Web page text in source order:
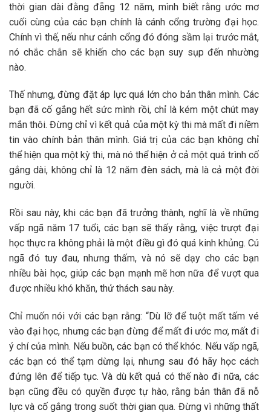
thời gian dài đằng đẵng 12 năm, mình biết rằng ước mơ
cuối cùng của các bạn chính là cánh cổng trường đại học.
Chính vì thế, nếu như cánh cổng đó đóng sầm lại trước mắt,
nó chắc chắn sẽ khiến cho các bạn suy sụp đến nhường
nào.
Thế nhưng, đừng đặt áp lực quá lớn cho bản thân mình. Các
bạn đã cố gắng hết sức mình rồi, chỉ là kém một chút may
mắn thôi. Đừng chỉ vì kết quả của một kỳ thi mà mất đi niềm
tin vào chính bản thân mình. Giá trị của các bạn không chỉ
thể hiện qua một kỳ thi, mà nó thể hiện ở cả một quá trình cố
gắng dài, không chỉ là 12 năm đèn sách, mà là cả một đời
người.
Rồi sau này, khi các bạn đã trưởng thành, nghĩ là về những
vấp ngã năm 17 tuổi, các bạn sẽ thấy rằng, việc trượt đại
học thực ra không phải là một điều gì đó quá kinh khủng. Cú
ngã đó tuy đau, nhưng thấm, và nó sẽ dạy cho các bạn
nhiều bài học, giúp các bạn mạnh mẽ hơn nữa để vượt qua
được nhiều khó khăn, thử thách sau này.
Chỉ muốn nói với các bạn rằng: “Dù lỡ để tuột mất tấm vé
vào đại học, nhưng các bạn đừng để mất đi ước mơ, mất đi
ý chí của mình. Nếu buồn, các bạn có thể khóc. Nếu vấp ngã,
các bạn có thể tạm dừng lại, nhưng sau đó hãy học cách
đứng lên để tiếp tục. Và dù kết quả có thế nào đi nữa, các
bạn cũng đều có quyền được tự hào, rằng bản thân đã nỗ
lực và cố gắng trong suốt thời gian qua. Đừng vì những thất